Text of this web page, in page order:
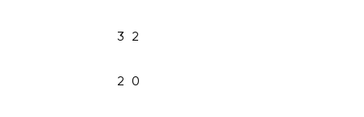
3 2
2 0